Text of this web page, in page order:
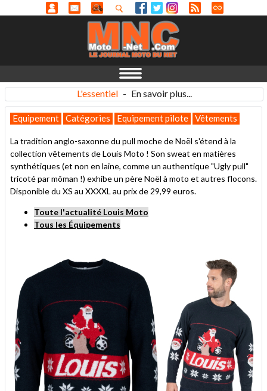
L'essentiel - En savoir plus...
Equipement Catégories Equipement pilote Vêtements
La tradition anglo-saxonne du pull moche de Noël s'étend à la
collection vêtements de Louis Moto ! Son sweat en matières
synthétiques (et non en laine, comme un authentique "Ugly pull"
tricoté par môman !) exhibe un père Noël à moto et autres flocons.
Disponible du XS au XXXXL au prix de 29,99 euros.
Toute l'actualité Louis Moto
Tous les Équipements